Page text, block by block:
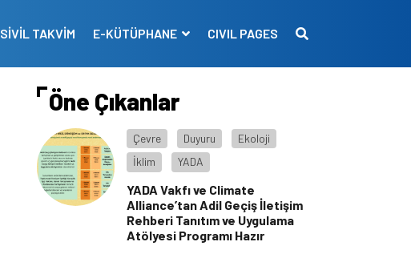
SİVİL TAKVİM E-KÜTÜPHANE CIVIL PAGES
Öne Çıkanlar
Çevre Duyuru
Ekoloji
İklim
YADA
YADA Vakfı ve Climate
Alliance’tan Adil Geçiş İletişim
Rehberi Tanıtım ve Uygulama
Atölyesi Programı Hazır